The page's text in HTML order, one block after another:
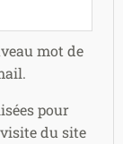
mot de
pour
du site